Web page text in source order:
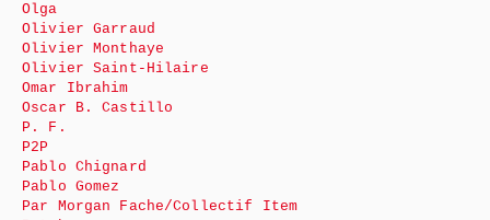
Olga
Olivier Garraud
Olivier Monthaye
Olivier Saint-Hilaire
Omar Ibrahim
Oscar B. Castillo
P. F.
P2P
Pablo Chignard
Pablo Gomez
Par Morgan Fache/Collectif Item